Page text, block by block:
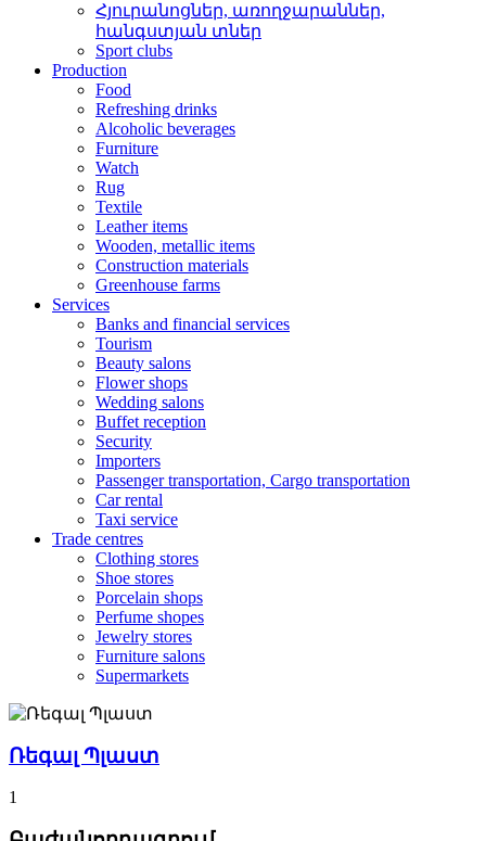
Հյուրանոցներ, առողջար­աններ,
հանգստյան տներ
Sport clubs
Production
Food
Refreshing drinks
Alcoholic beverages
Furniture
Watch
Rug
Textile
Leather items
Wooden, metallic items
Construction materials
Greenhouse farms
Services
Banks and financial services
Tourism
Beauty salons
Flower shops
Wedding salons
Buffet reception
Security
Importers
Passenger transportation, Cargo transportation
Car rental
Taxi service
Trade centres
Clothing stores
Shoe stores
Porcelain shops
Perfume shopes
Jewelry stores
Furniture salons
Supermarkets
Ռեգալ Պլաստ
1